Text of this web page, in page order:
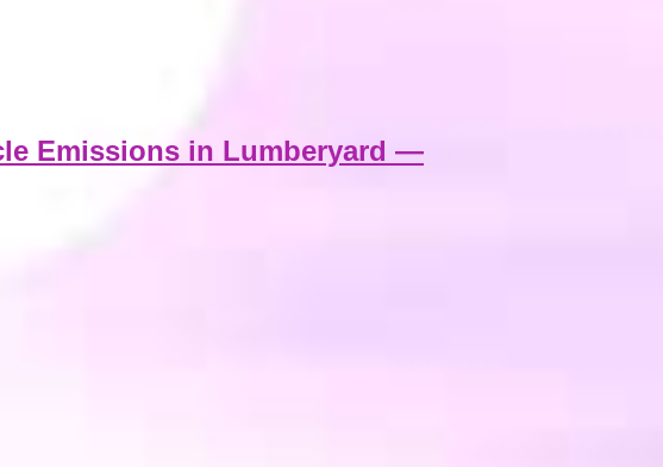
Emissions in Lumberyard —